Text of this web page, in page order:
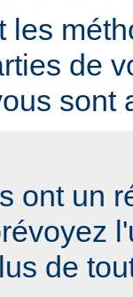
les
de
sont
ont un
de